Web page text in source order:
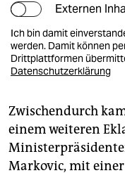
Externen
Ich bin damit
werden. Damit können
Drittplattformen
Datenschutzerklärung
Zwischendurch
einem weiteren
Markovic, mit